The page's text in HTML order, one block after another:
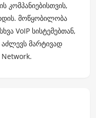
კომპანიებისთვის,
მოწყობილობა
VoIP სისტემებთან,
მარტივად